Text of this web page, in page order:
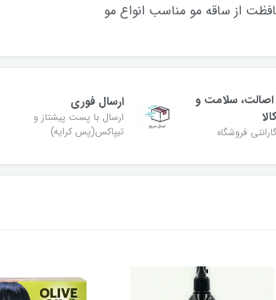
از ساقه مو مناسب انواع مو
سلامت و
فروشگاه
ارسال فوری
ارسال با پست پیشتاز و
تیپاکس(پس کرایه)